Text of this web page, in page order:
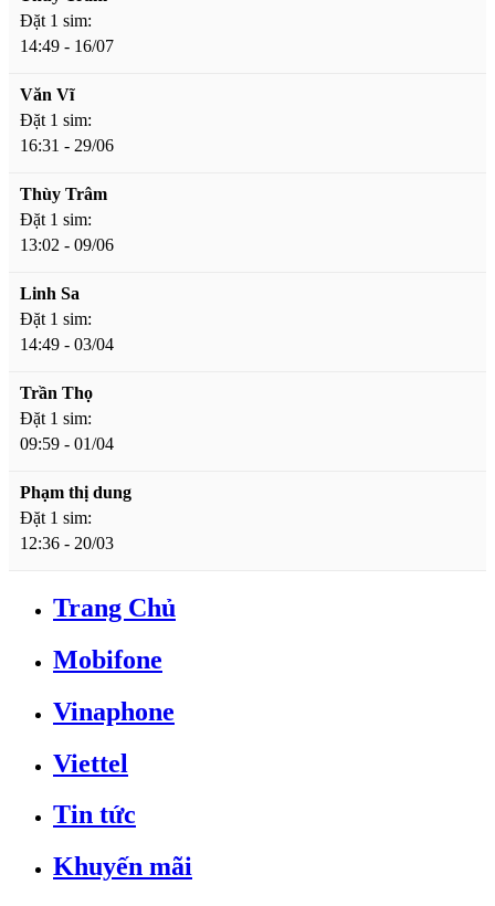
Đặt 1 sim:
14:49 - 16/07
Văn Vĩ
Đặt 1 sim:
16:31 - 29/06
Thùy Trâm
Đặt 1 sim:
13:02 - 09/06
Linh Sa
Đặt 1 sim:
14:49 - 03/04
Trần Thọ
Đặt 1 sim:
09:59 - 01/04
Phạm thị dung
Đặt 1 sim:
12:36 - 20/03
Trang Chủ
Mobifone
Vinaphone
Viettel
Tin tức
Khuyến mãi